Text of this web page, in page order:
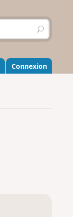
R
e
h
e
r
r
Connexion